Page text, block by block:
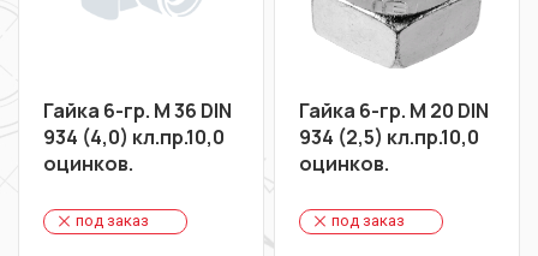
Гайка 6-гр. М 36 DIN
934 (4,0) кл.пр.10,0
оцинков.
под заказ
Гайка 6-гр. М 20 DIN
934 (2,5) кл.пр.10,0
оцинков.
под заказ